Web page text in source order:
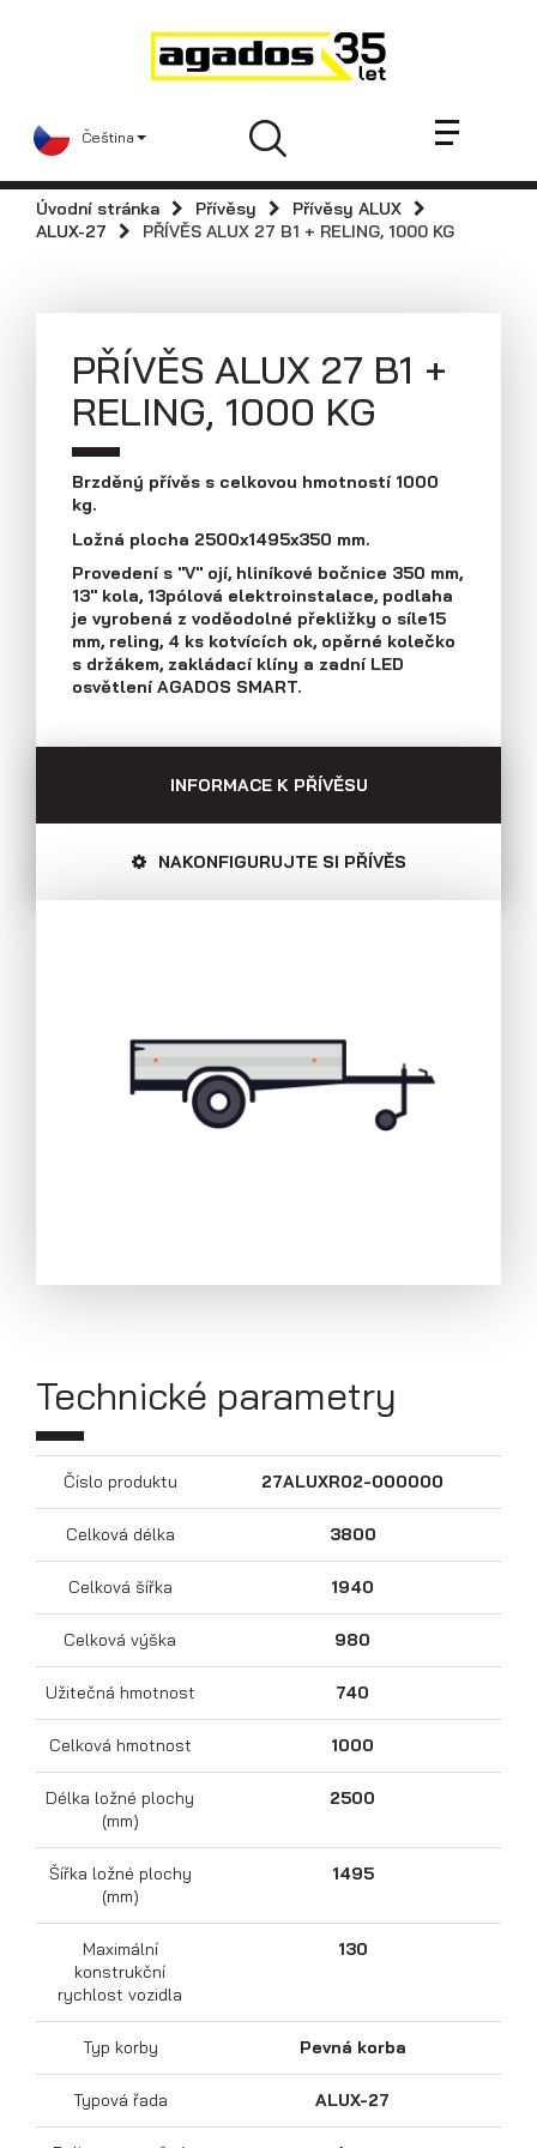
Čeština
Novinky a články
Prodejci
Kontakt
Videa
Náhradní díly
Servis
Skladové přívěsy
Praktické informace
Kariéra
Navštivte nás
Průmyslová 2081, 594 01 Velké Meziříčí
Tel: +420 566 653 311
Fax: +420 566 653 368
E-mail: obchod@agados.cz
AGA KIT
Přívěsy s koly vedle ložné plochy
(plechové bočnice)
(překližkové a hliníkové bočnice)
Přívěsy s koly pod ložnou plochou
(hliníkové a plechové bočnice)
Přepravníky motocyklů
Úvodní stránka Přívěsy
Přívěsy ALUX
ALUX-27
PŘÍVĚS ALUX 27 B1 + RELING, 1000 KG
PŘÍVĚS ALUX 27 B1 +
RELING, 1000 KG
Brzděný přívěs s celkovou hmotností 1000
kg.
Ložná plocha 2500x1495x350 mm.
Provedení s "V" ojí, hliníkové bočnice 350 mm,
13" kola, 13pólová elektroinstalace, podlaha
je vyrobená z voděodolné překližky o síle15
mm, reling, 4 ks kotvících ok, opěrné kolečko
s držákem, zakládací klíny a zadní LED
osvětlení AGADOS SMART.
INFORMACE K PŘÍVĚSU
NAKONFIGURUJTE SI PŘÍVĚS
Technické parametry
Číslo produktu 27ALUXR02-000000
Celková délka 3800
Celková šířka 1940
Celková výška 980
Užitečná hmotnost 740
Celková hmotnost 1000
Délka ložné plochy
(mm)
2500
Šířka ložné plochy
(mm)
1495
Maximální
konstrukční
rychlost vozidla
130
Typ korby Pevná korba
Typová řada ALUX-27